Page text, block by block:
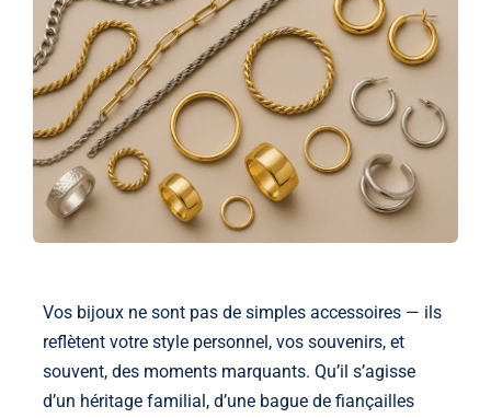
Shop
Blog
Français
Vos bijouxne sont pas de simples accessoires — ils
reflètent votre style personnel, vos souvenirs, et
souvent, des moments marquants. Qu’il s’agisse
d’un héritage familial, d’une bague de fiançailles